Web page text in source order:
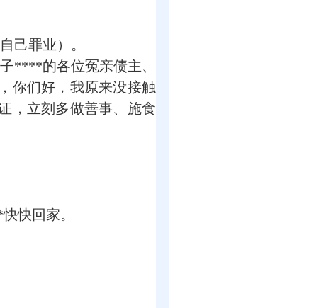
己罪业）。
****的各位冤亲债主、
你们好，我原来没接触
，立刻多做善事、施食
快回家。